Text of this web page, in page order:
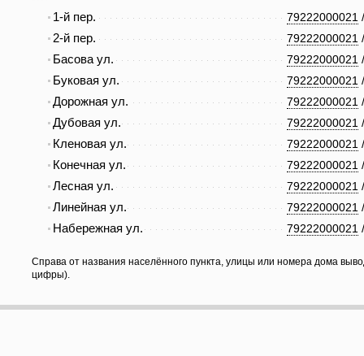
79222000021
1-й пер.
79222000021
2-й пер.
79222000021
Басова ул.
79222000021
Буковая ул.
79222000021
Дорожная ул.
79222000021
Дубовая ул.
79222000021
Кленовая ул.
79222000021
Конечная ул.
79222000021
Лесная ул.
79222000021
Линейная ул.
79222000021
Набережная ул.
Справа от названия населённого пункта, улицы или номера дома
цифры).